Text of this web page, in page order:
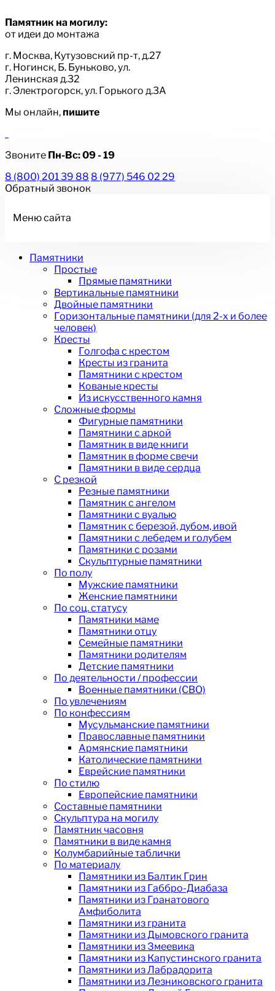
Памятник на могилу:
от идеи до монтажа
г. Москва, Кутузовский пр-т, д.27
г. Ногинск, Б. Буньково, ул.
Ленинская д.32
г. Электрогорск, ул. Горького д.3А
Мы онлайн, пишите
Звоните Пн-Вс:09 - 19
8 (800) 201 39 88 8 (977) 546 02 29
Обратный звонок
Меню сайта
Памятники
Простые
Прямые памятники
Вертикальные памятники
Двойные памятники
Горизонтальные памятники (для 2-х и более
человек)
Кресты
Голгофа с крестом
Кресты из гранита
Памятники с крестом
Кованые кресты
Из искусственного камня
Сложные формы
Фигурные памятники
Памятники с аркой
Памятник в виде книги
Памятник в форме свечи
Памятники в виде сердца
С резкой
Резные памятники
Памятник с ангелом
Памятники с вуалью
Памятник с березой, дубом, ивой
Памятники с лебедем и голубем
Памятники с розами
Скульптурные памятники
По полу
Мужские памятники
Женские памятники
По соц. статусу
Памятники маме
Памятники отцу
Семейные памятники
Памятники родителям
Детские памятники
По деятельности / профессии
Военные памятники (СВО)
По увлечениям
По конфессиям
Мусульманские памятники
Православные памятники
Армянские памятники
Католические памятники
Еврейские памятники
По стилю
Европейские памятники
Составные памятники
Скульптура на могилу
Памятник часовня
Памятники в виде камня
Колумбарийные таблички
По материалу
Памятники из Балтик Грин
Памятники из Габбро-Диабаза
Памятники из Гранатового
Амфиболита
Памятники из гранита
Памятники из Дымовского гранита
Памятники из Змеевика
Памятники из Капустинского гранита
Памятники из Лабрадорита
Памятники из Лезниковского гранита